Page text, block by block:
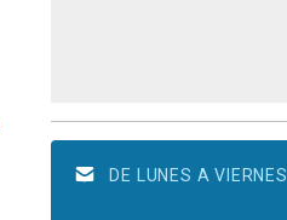
DE LUNES A VIERNES